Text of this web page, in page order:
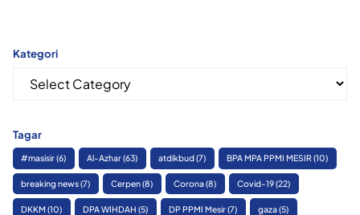
Kategori
Kategori
Tagar
#masisir(6) Al-Azhar(63) atdikbud(7) BPA MPA PPMI MESIR(10)
breaking news(7) Cerpen(8) Corona(8) Covid-19(22)
DKKM (10) DPA WIHDAH (5) DP PPMI Mesir(7) gaza(5)